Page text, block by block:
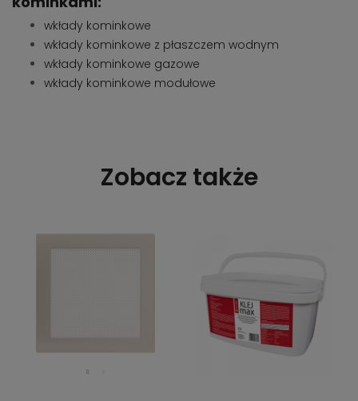
wkłady kominkowe
wkłady kominkowe z płaszczem wodnym
wkłady kominkowe gazowe
wkłady kominkowe modułowe
Zobacz także